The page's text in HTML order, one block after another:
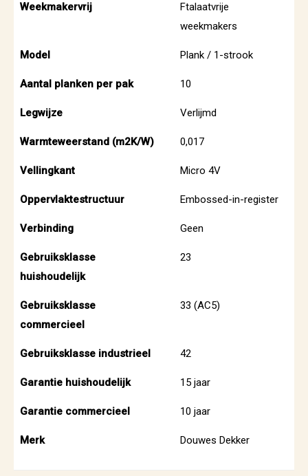
Weekmakervrij
Ftalaatvrije
weekmakers
Model Plank / 1-strook
Aantal planken per pak 10
Legwijze Verlijmd
Warmteweerstand (m2K/W) 0,017
Vellingkant Micro 4V
Oppervlaktestructuur Embossed-in-register
Verbinding Geen
Gebruiksklasse
huishoudelijk
23
Gebruiksklasse
commercieel
33 (AC5)
Gebruiksklasse industrieel 42
Garantie huishoudelijk 15 jaar
Garantie commercieel 10 jaar
Merk Douwes Dekker